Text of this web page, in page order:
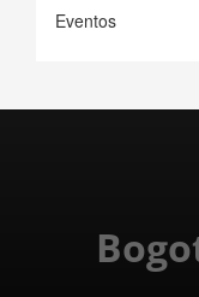
Eventos